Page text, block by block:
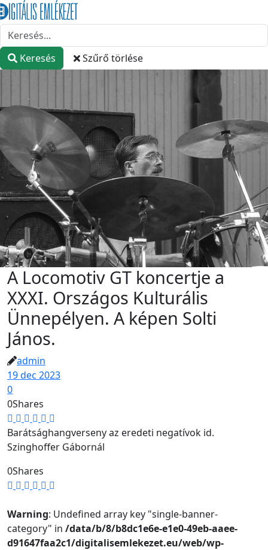
Keresés Szűrő törlése
A Locomotiv GT koncertje a
XXXI. Országos Kulturális
Ünnepélyen. A képen Solti
János.
admin
19 dec 2023
0
0Shares
Barátsághangverseny az eredeti negatívok id.
Szinghoffer Gábornál
0Shares
Warning: Undefined array key "single-banner-
category" in /data/b/8/b8dc1e6e-e1e0-49eb-aaee-
d91647faa2c1/digitalisemlekezet.eu/web/wp-